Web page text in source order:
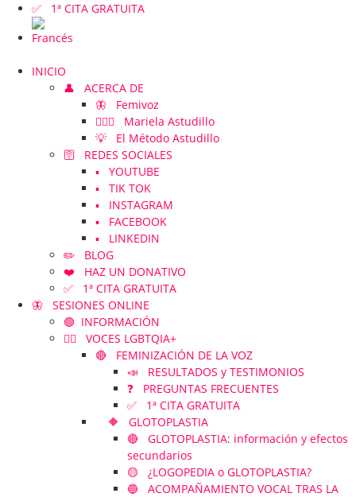
✅ 1ª CITA GRATUITA
INICIO
👤 ACERCA DE
🦋 Femivoz
👱🏻‍♀️ Mariela Astudillo
💡 El Método Astudillo
🛜 REDES SOCIALES
▪️ YOUTUBE
▪️ TIK TOK
▪️ INSTAGRAM
▪️ FACEBOOK
▪️ LINKEDIN
✏️ BLOG
❤️ HAZ UN DONATIVO
✅ 1ª CITA GRATUITA
🦋 SESIONES ONLINE
🟢 INFORMACIÓN
🏳️‍🌈 VOCES LGBTQIA+
🔴 FEMINIZACIÓN DE LA VOZ
📣 RESULTADOS y TESTIMONIOS
❓ PREGUNTAS FRECUENTES
✅ 1ª CITA GRATUITA
🔶 GLOTOPLASTIA
🔴 GLOTOPLASTIA: información y efectos
secundarios
🟡 ¿LOGOPEDIA o GLOTOPLASTIA?
🔵 ACOMPAÑAMIENTO VOCAL TRAS LA